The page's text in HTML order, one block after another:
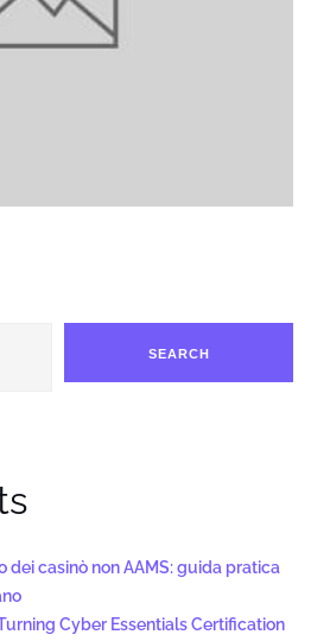
SEARCH
dei casinò non AAMS: guida pratica
Cyber Essentials Certification